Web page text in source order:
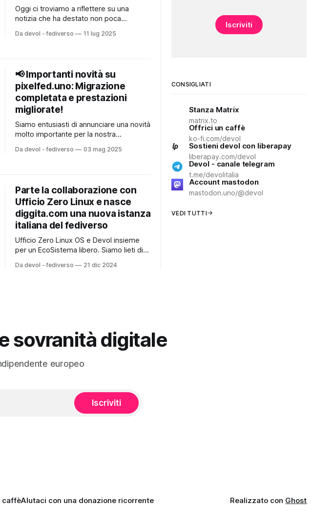
Oggi ci troviamo a riflettere su una
notizia che ha destato non poca
e, in particolare, tra gli appassionati di
annunciato l'abbandono
Da devol - fediverso 11 lug 2025
📢 Importanti novità su
pixelfed.uno: Migrazione
completata e prestazioni
migliorate!
Siamo entusiasti di annunciare una novità
molto importante per la nostra
con successo su un nuovo server
questa migrazione, noterete fin da
subito un netto miglioramento della
velocità e della
Da devol - fediverso 03 mag 2025
Parte la collaborazione con
Ufficio Zero Linux e nasce
diggita.com una nuova istanza
italiana del fediverso
Ufficio Zero Linux OS e Devol insieme
per un EcoSistema libero. Siamo lieti di
distribuzione linux Italiana “Ufficio Zero”
Da devol - fediverso 21 dic 2024
Iscriviti
CONSIGLIATI
Stanza Matrix
matrix.to
Offrici un caffè
ko-fi.com/devol
Sostieni devol con liberapay
liberapay.com/devol
Devol - canale telegram
t.me/devolitalia
Account mastodon
mastodon.uno/@devol
VEDI TUTTI
sovranità digitale
europeo
Iscriviti
caffèAIutaci con una donazione ricorrente Realizzato con Ghost